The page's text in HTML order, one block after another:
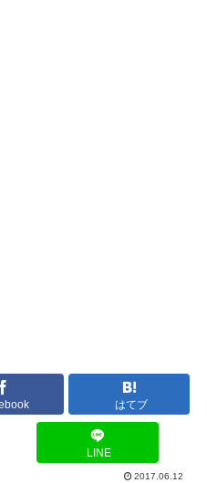
はてブ
LINE
2017.06.12